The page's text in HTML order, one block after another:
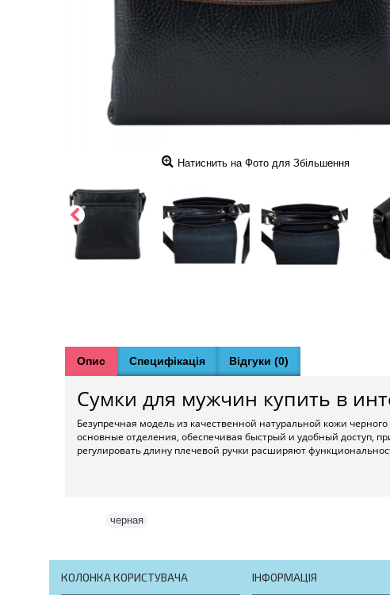
Натиснить на Фото для Збільшення
Опис Специфікація Відгуки (0)
Сумки для мужчин купить в
Безупречная модель из качественной натуральной кожи
основные отделения, обеспечивая быстрый и удобный доступ,
регулировать длину плечевой ручки расширяют
черная
КОЛОНКА КОРИСТУВАЧА ІНФОРМАЦІЯ